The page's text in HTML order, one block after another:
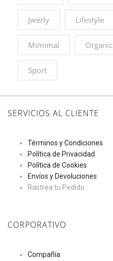
Jwerly Lifestyle
Mimimal Organic
Sport
SERVICIOS AL CLIENTE
Términos y Condiciones
Política de Privacidad
Política de Cookies
Envíos y Devoluciones
Rastrea tu Pedido
CORPORATIVO
Compañía